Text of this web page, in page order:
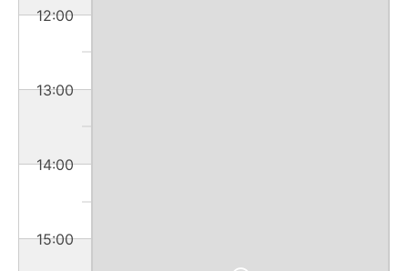
12:00
13:00
14:00
15:00